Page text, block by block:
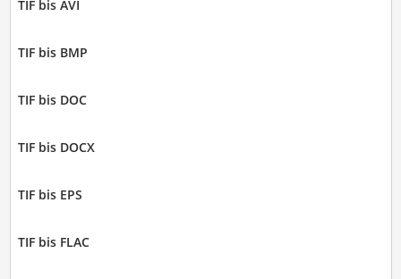
TIF bis AVI
TIF bis BMP
TIF bis DOC
TIF bis DOCX
TIF bis EPS
TIF bis FLAC